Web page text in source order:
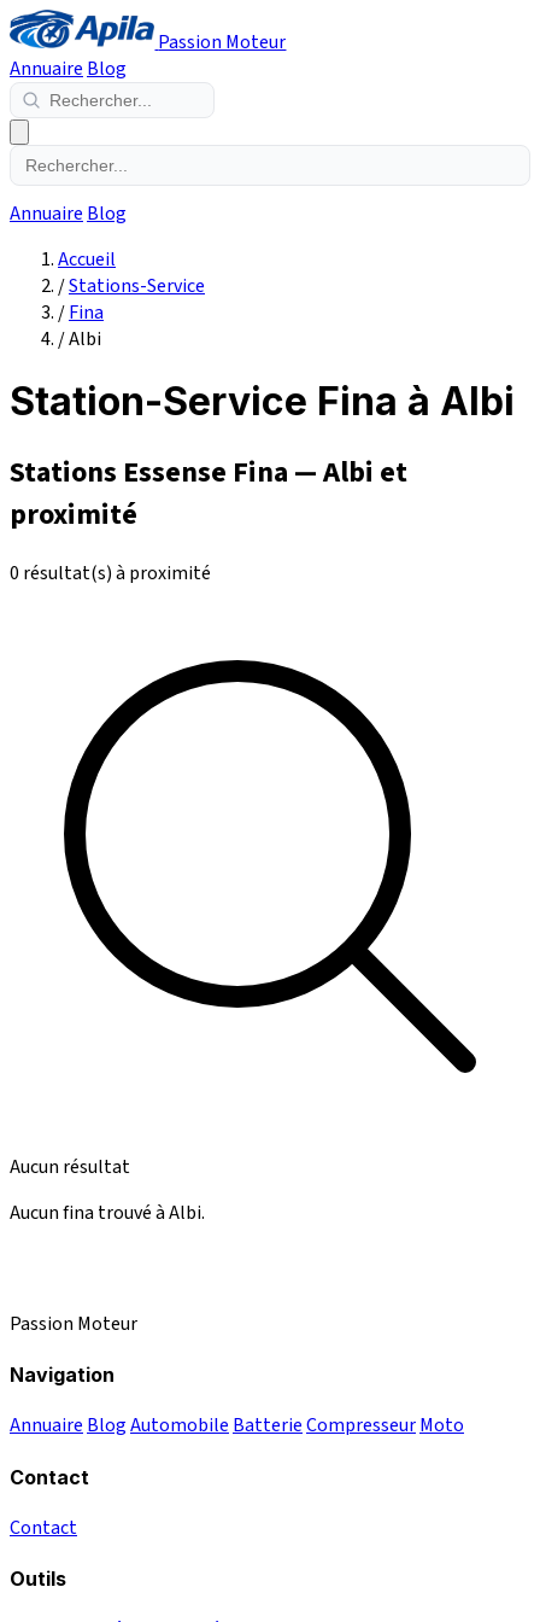
Passion Moteur
Annuaire Blog
Annuaire Blog
Accueil
/Stations-Service
/Fina
/Albi
Station-Service Fina à Albi
Stations Essense Fina — Albi et
proximité
0 résultat(s) à proximité
Aucun résultat
Aucun fina trouvé à Albi.
Passion Moteur
Navigation
Annuaire BlogAutomobile BatterieCompresseurMoto
Contact
Contact
Outils